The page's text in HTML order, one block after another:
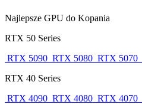
Najlepsze GPU do Kopania
RTX 50 Series
RTX 5090 RTX 5080 RTX 5070
RTX 40 Series
RTX 4090 RTX 4080 RTX 4070